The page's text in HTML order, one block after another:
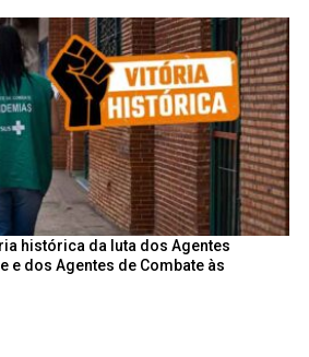
histórica da luta dos Agentes
e dos Agentes de Combate às